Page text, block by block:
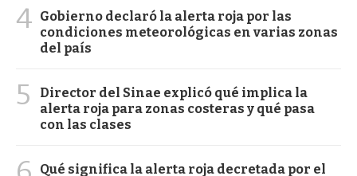
4 Gobierno declaró la alerta roja por las
condiciones meteorológicas en varias zonas
del país
5
Director del Sinae explicó qué implica la
alerta roja para zonas costeras y qué pasa
con las clases
Qué significa la alerta roja decretada por el